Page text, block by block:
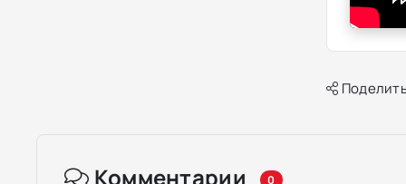
Комментарии 0